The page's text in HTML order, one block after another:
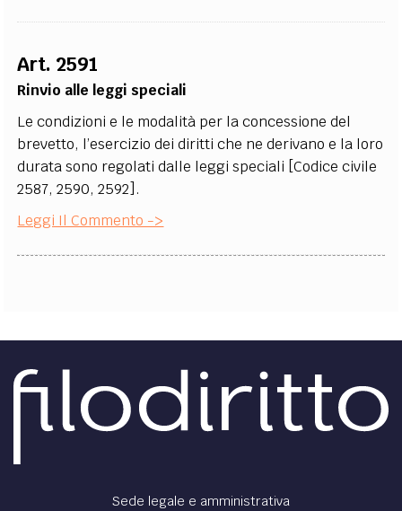
Art. 2591
Rinvio alle leggi speciali
Le condizioni e le modalità per la concessione del
brevetto, l’esercizio dei diritti che ne derivano e la loro
durata sono regolati dalle leggi speciali [Codice civile
2587, 2590, 2592].
Leggi Il Commento ->
Sede legale e amministrativa